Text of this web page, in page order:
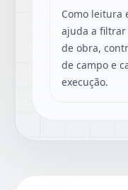
Como leitura
ajuda a filtrar
de obra,
de campo e
execução.